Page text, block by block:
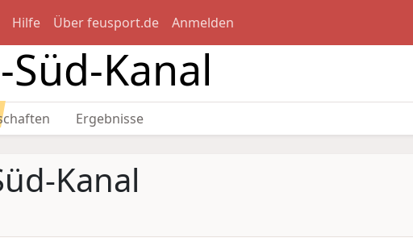
Hilfe Über feusport.de Anmelden
Kanal
Ergebnisse
Kanal